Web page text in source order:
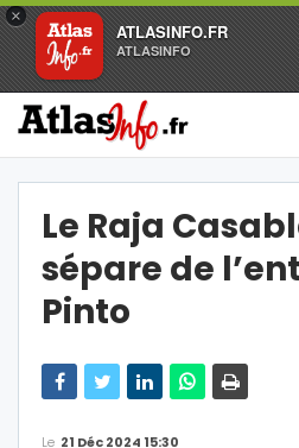
×
ATLASINFO.FR
ATLASINFO
Le Raja
sépare de
Pinto
Le 21 Déc 2024 15:30